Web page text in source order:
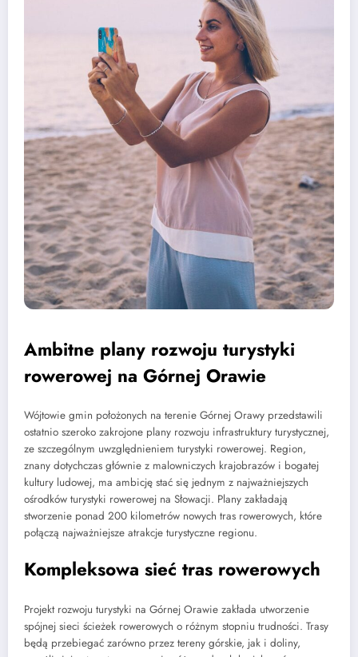
Ambitne plany rozwoju turystyki
rowerowej na Górnej Orawie
Wójtowie gmin położonych na terenie Górnej Orawy przedstawili
ostatnio szeroko zakrojone plany rozwoju infrastruktury turystycznej,
ze szczególnym uwzględnieniem turystyki rowerowej. Region,
znany dotychczas głównie z malowniczych krajobrazów i bogatej
kultury ludowej, ma ambicję stać się jednym z najważniejszych
ośrodków turystyki rowerowej na Słowacji. Plany zakładają
stworzenie ponad 200 kilometrów nowych tras rowerowych, które
połączą najważniejsze atrakcje turystyczne regionu.
Kompleksowa sieć tras rowerowych
Projekt rozwoju turystyki na Górnej Orawie zakłada utworzenie
spójnej sieci ścieżek rowerowych o różnym stopniu trudności. Trasy
będą przebiegać zarówno przez tereny górskie, jak i doliny,